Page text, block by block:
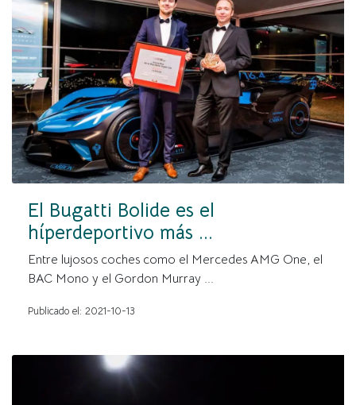
El Bugatti Bolide es el
híperdeportivo más ...
Entre lujosos coches como el Mercedes AMG One, el
BAC Mono y el Gordon Murray ...
Publicado el: 2021-10-13